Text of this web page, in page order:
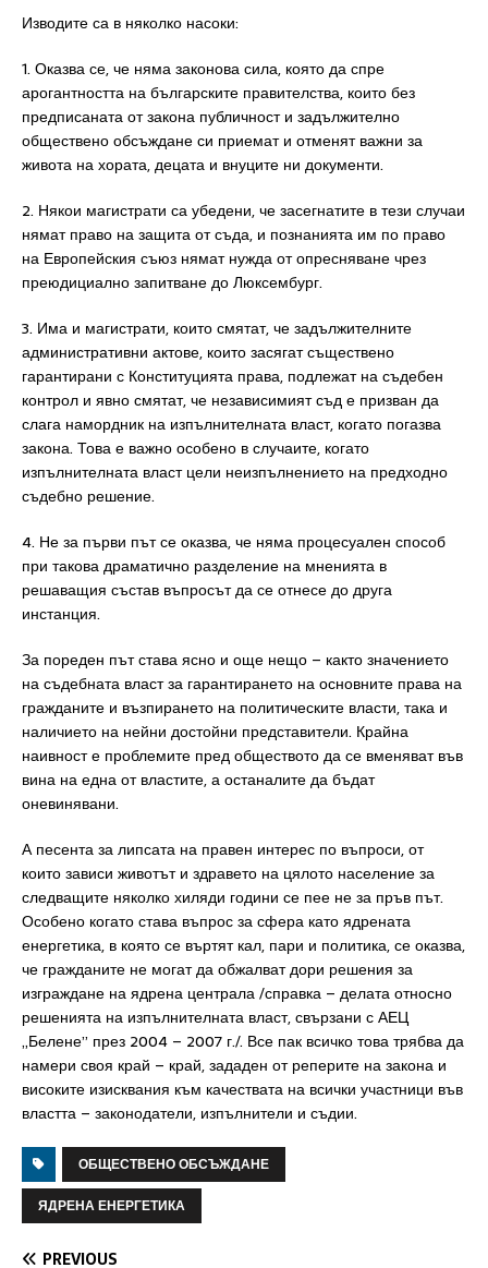
Изводите са в няколко насоки:
1. Оказва се, че няма законова сила, която да спре
арогантността на българските правителства, които без
предписаната от закона публичност и задължително
обществено обсъждане си приемат и отменят важни за
живота на хората, децата и внуците ни документи.
2. Някои магистрати са убедени, че засегнатите в тези случаи
нямат право на защита от съда, и познанията им по право
на Европейския съюз нямат нужда от опресняване чрез
преюдициално запитване до Люксембург.
3. Има и магистрати, които смятат, че задължителните
административни актове, които засягат съществено
гарантирани с Конституцията права, подлежат на съдебен
контрол и явно смятат, че независимият съд е призван да
слага намордник на изпълнителната власт, когато погазва
закона. Това е важно особено в случаите, когато
изпълнителната власт цели неизпълнението на предходно
съдебно решение.
4. Не за първи път се оказва, че няма процесуален способ
при такова драматично разделение на мненията в
решаващия състав въпросът да се отнесе до друга
инстанция.
За пореден път става ясно и още нещо – както значението
на съдебната власт за гарантирането на основните права на
гражданите и възпирането на политическите власти, така и
наличието на нейни достойни представители. Крайна
наивност е проблемите пред обществото да се вменяват във
вина на една от властите, а останалите да бъдат
оневинявани.
А песента за липсата на правен интерес по въпроси, от
които зависи животът и здравето на цялото население за
следващите няколко хиляди години се пее не за пръв път.
Особено когато става въпрос за сфера като ядрената
енергетика, в която се въртят кал, пари и политика, се оказва,
че гражданите не могат да обжалват дори решения за
изграждане на ядрена централа /справка – делата относно
решенията на изпълнителната власт, свързани с АЕЦ
„Белене” през 2004 – 2007 г./. Все пак всичко това трябва да
намери своя край – край, зададен от реперите на закона и
високите изисквания към качествата на всички участници във
властта – законодатели, изпълнители и съдии.
ОБЩЕСТВЕНО ОБСЪЖДАНЕ
ЯДРЕНА ЕНЕРГЕТИКА
PREVIOUS